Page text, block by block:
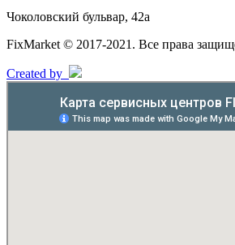
Чоколовский бульвар, 42а
FixMarket © 2017-2021. Все права
Created by